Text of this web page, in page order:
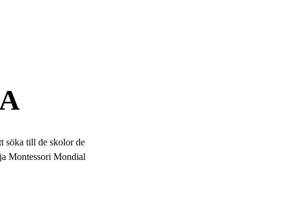
söka till de skolor de
Montessori Mondial